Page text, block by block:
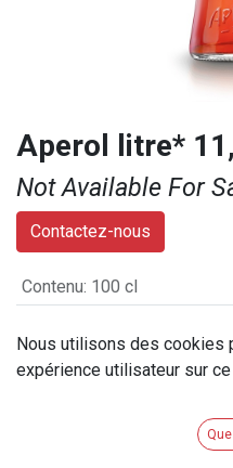
Aperol litre*
Not Available For
Contactez-nous
Contenu: 100 cl
Catégorie de contenu
51cl
Nous utilisons des cookies
expérience utilisateur sur